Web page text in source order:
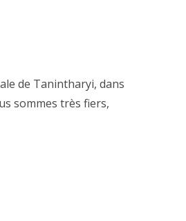
de Tanintharyi, dans
sommes très fiers,